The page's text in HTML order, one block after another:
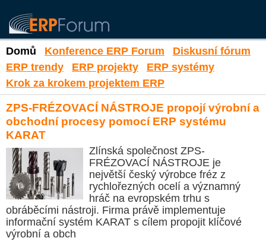
Domů Konference ERP Forum
Diskusní fórum
ERP trendy
ERP projekty
ERP systémy
Krok za krokem projektem ERP
ZPS-FRÉZOVACÍ NÁSTROJE propojí výrobní a
obchodní procesy pomocí ERP systému
KARAT
Zlínská společnost ZPS-
FRÉZOVACÍ NÁSTROJE je
největší český výrobce fréz z
rychlořezných ocelí a významný
hráč na evropském trhu s
obráběcími nástroji. Firma právě implementuje
informační systém KARAT s cílem propojit klíčové
výrobní a obch